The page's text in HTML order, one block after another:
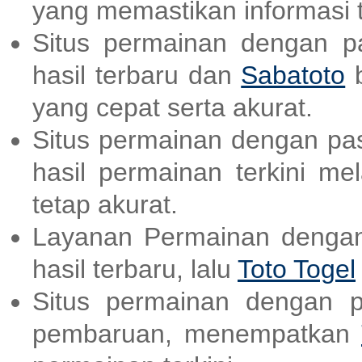
yang memastikan informasi
Situs permainan dengan
hasil terbaru dan Sabatoto
yang cepat serta akurat.
Situs permainan dengan
hasil permainan terkini
tetap akurat.
Layanan Permainan
hasil terbaru, lalu Toto Togel
Situs permainan dengan
pembaruan, menempatkan